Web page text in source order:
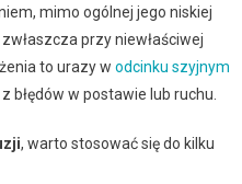
mimo ogólnej jego niskiej
przy niewłaściwej
to urazy w odcinku szyjnym
błędów w postawie lub ruchu.
, warto stosować się do kilku